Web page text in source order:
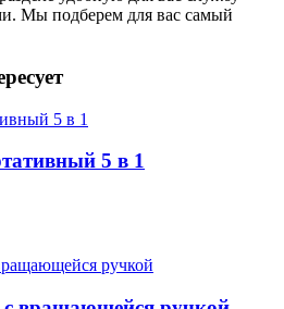
Мы подберем для вас самый
5 в 1